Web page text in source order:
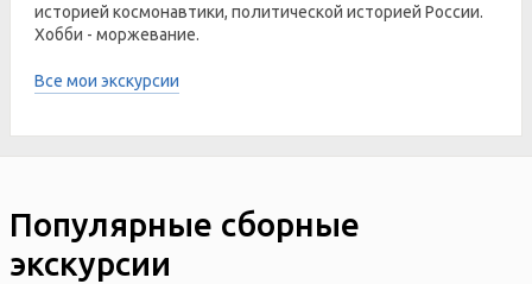
историей космонавтики, политической историей России.
Хобби - моржевание.
Все мои экскурсии
Популярные сборные
экскурсии